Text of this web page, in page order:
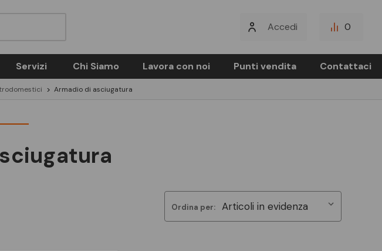
Accedi 0
Servizi Chi Siamo Lavora con noi Punti vendita Contattaci
Armadio di asciugatura
Ordina per: